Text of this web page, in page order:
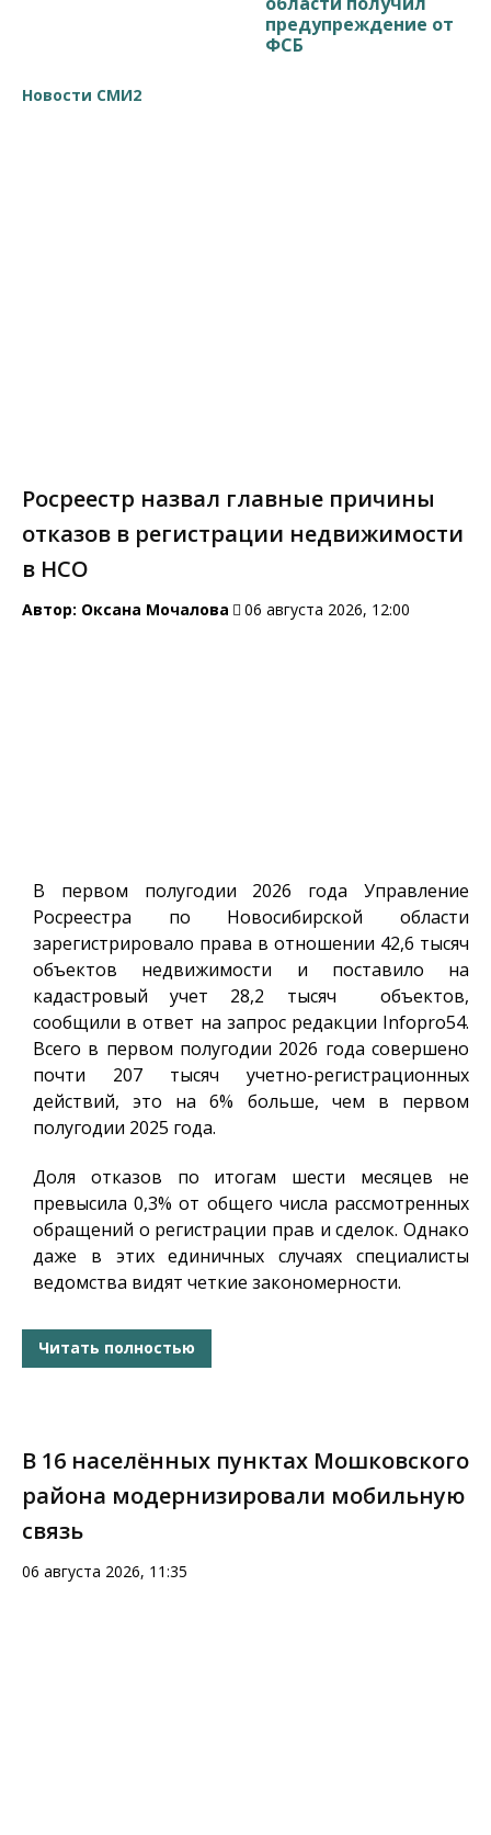
предупреждение от
ФСБ
Новости СМИ2
Росреестр назвал главные причины
отказов в регистрации недвижимости
в НСО
Автор: Оксана Мочалова 06 августа 2026, 12:00
В первом полугодии 2026 года Управление
Росреестра по Новосибирской области
зарегистрировало права в отношении 42,6 тысяч
объектов недвижимости и поставило на
кадастровый учет 28,2 тысяч объектов,
сообщили в ответ на запрос редакции Infopro54.
Всего в первом полугодии 2026 года совершено
почти 207 тысяч учетно-регистрационных
действий, это на 6% больше, чем в первом
полугодии 2025 года.
Доля отказов по итогам шести месяцев не
превысила 0,3% от общего числа рассмотренных
обращений о регистрации прав и сделок. Однако
даже в этих единичных случаях специалисты
ведомства видят четкие закономерности.
Читать полностью
В 16 населённых пунктах Мошковского
района модернизировали мобильную
связь
06 августа 2026, 11:35